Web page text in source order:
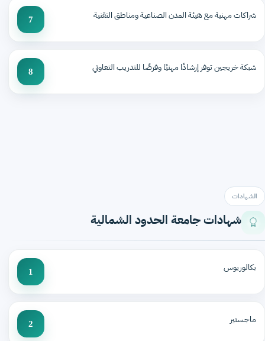
شراكات مهنية مع هيئة المدن الصناعية ومناطق التقنية 7
شبكة خريجين توفر إرشادًا مهنيًا وفرصًا للتدريب التعاوني 8
الشهادات
شهادات جامعة الحدود الشمالية
بكالوريوس 1
ماجستير 2